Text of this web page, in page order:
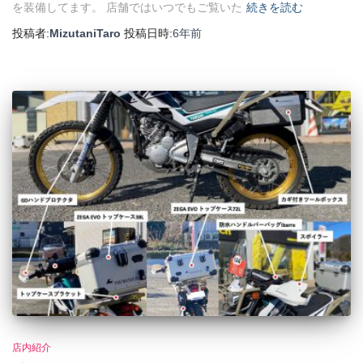
を装備してます。 店舗ではいつでもご覧いた 続きを読む
投稿者:MizutaniTaro 投稿日時:6年前
店内紹介